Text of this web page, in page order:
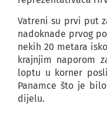
Vatreni su prvi put
nadoknade prvog
nekih 20 metara
krajnjim naporom
loptu u korner
Panamce što je
dijelu.